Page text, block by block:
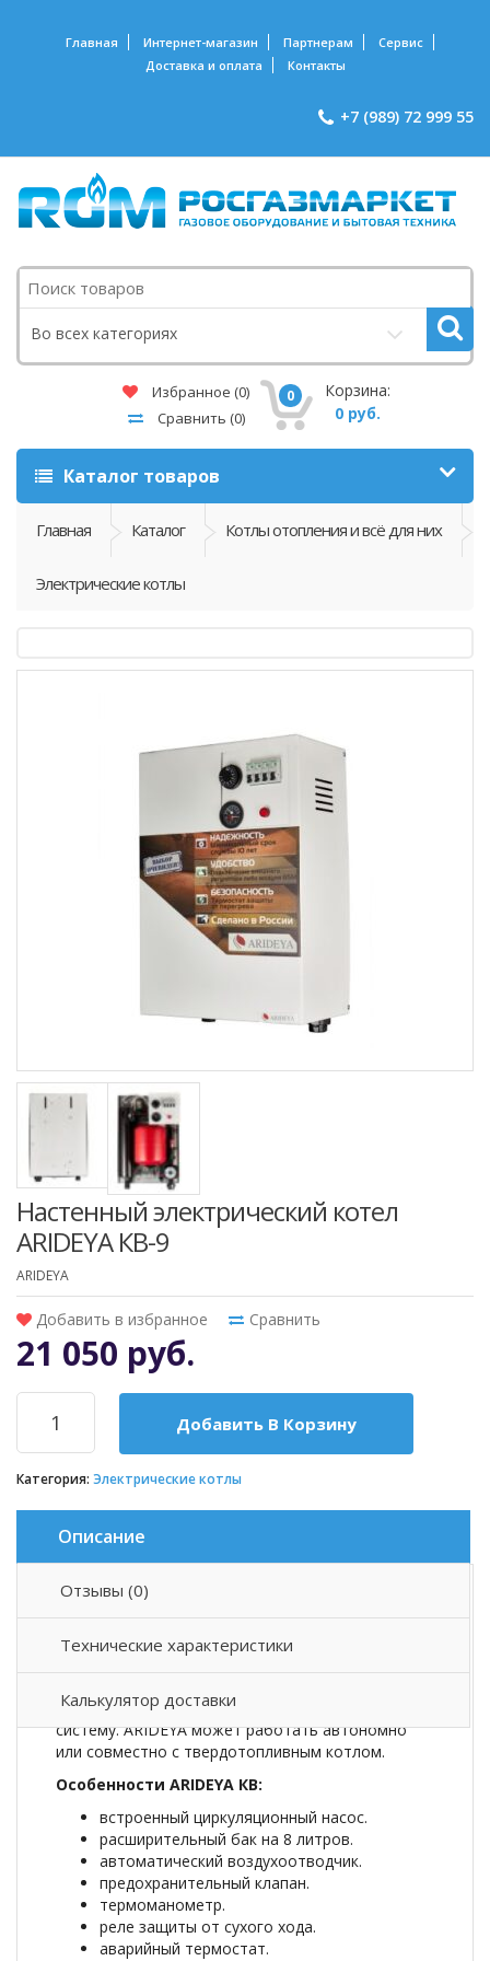
Главная Интернет-магазин Партнерам
Сервис
Доставка и оплата
Контакты
+7 (989) 72 999 55
Поиск
Во всех категориях
Избранное (0)
Сравнить (0)
0
Корзина:
0 руб.
Каталог товаров
Главная Каталог Котлы отопления и всё для них
Электрические котлы
Настенный электрический котел
ARIDEYA КВ-9
ARIDEYA
Добавить в избранное Сравнить
21 050 руб.
Добавить В Корзину
Категория: Электрические котлы
Описание
Отзывы (0)
Технические характеристики
Калькулятор доставки
Описание товара
помещений, имеющих открытую отопительную
систему. ARIDEYA может работать автономно
или совместно с твердотопливным котлом.
Особенности ARIDEYA КВ:
встроенный циркуляционный насос.
расширительный бак на 8 литров.
автоматический воздухоотводчик.
предохранительный клапан.
термоманометр.
реле защиты от сухого хода.
аварийный термостат.